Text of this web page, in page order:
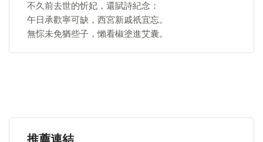
不久前去世的忻妃，還賦詩紀念：
午日承歡寧可缺，西宮新戚祇宜忘。
無悰未免猶些子，懶看椒塗進艾囊。